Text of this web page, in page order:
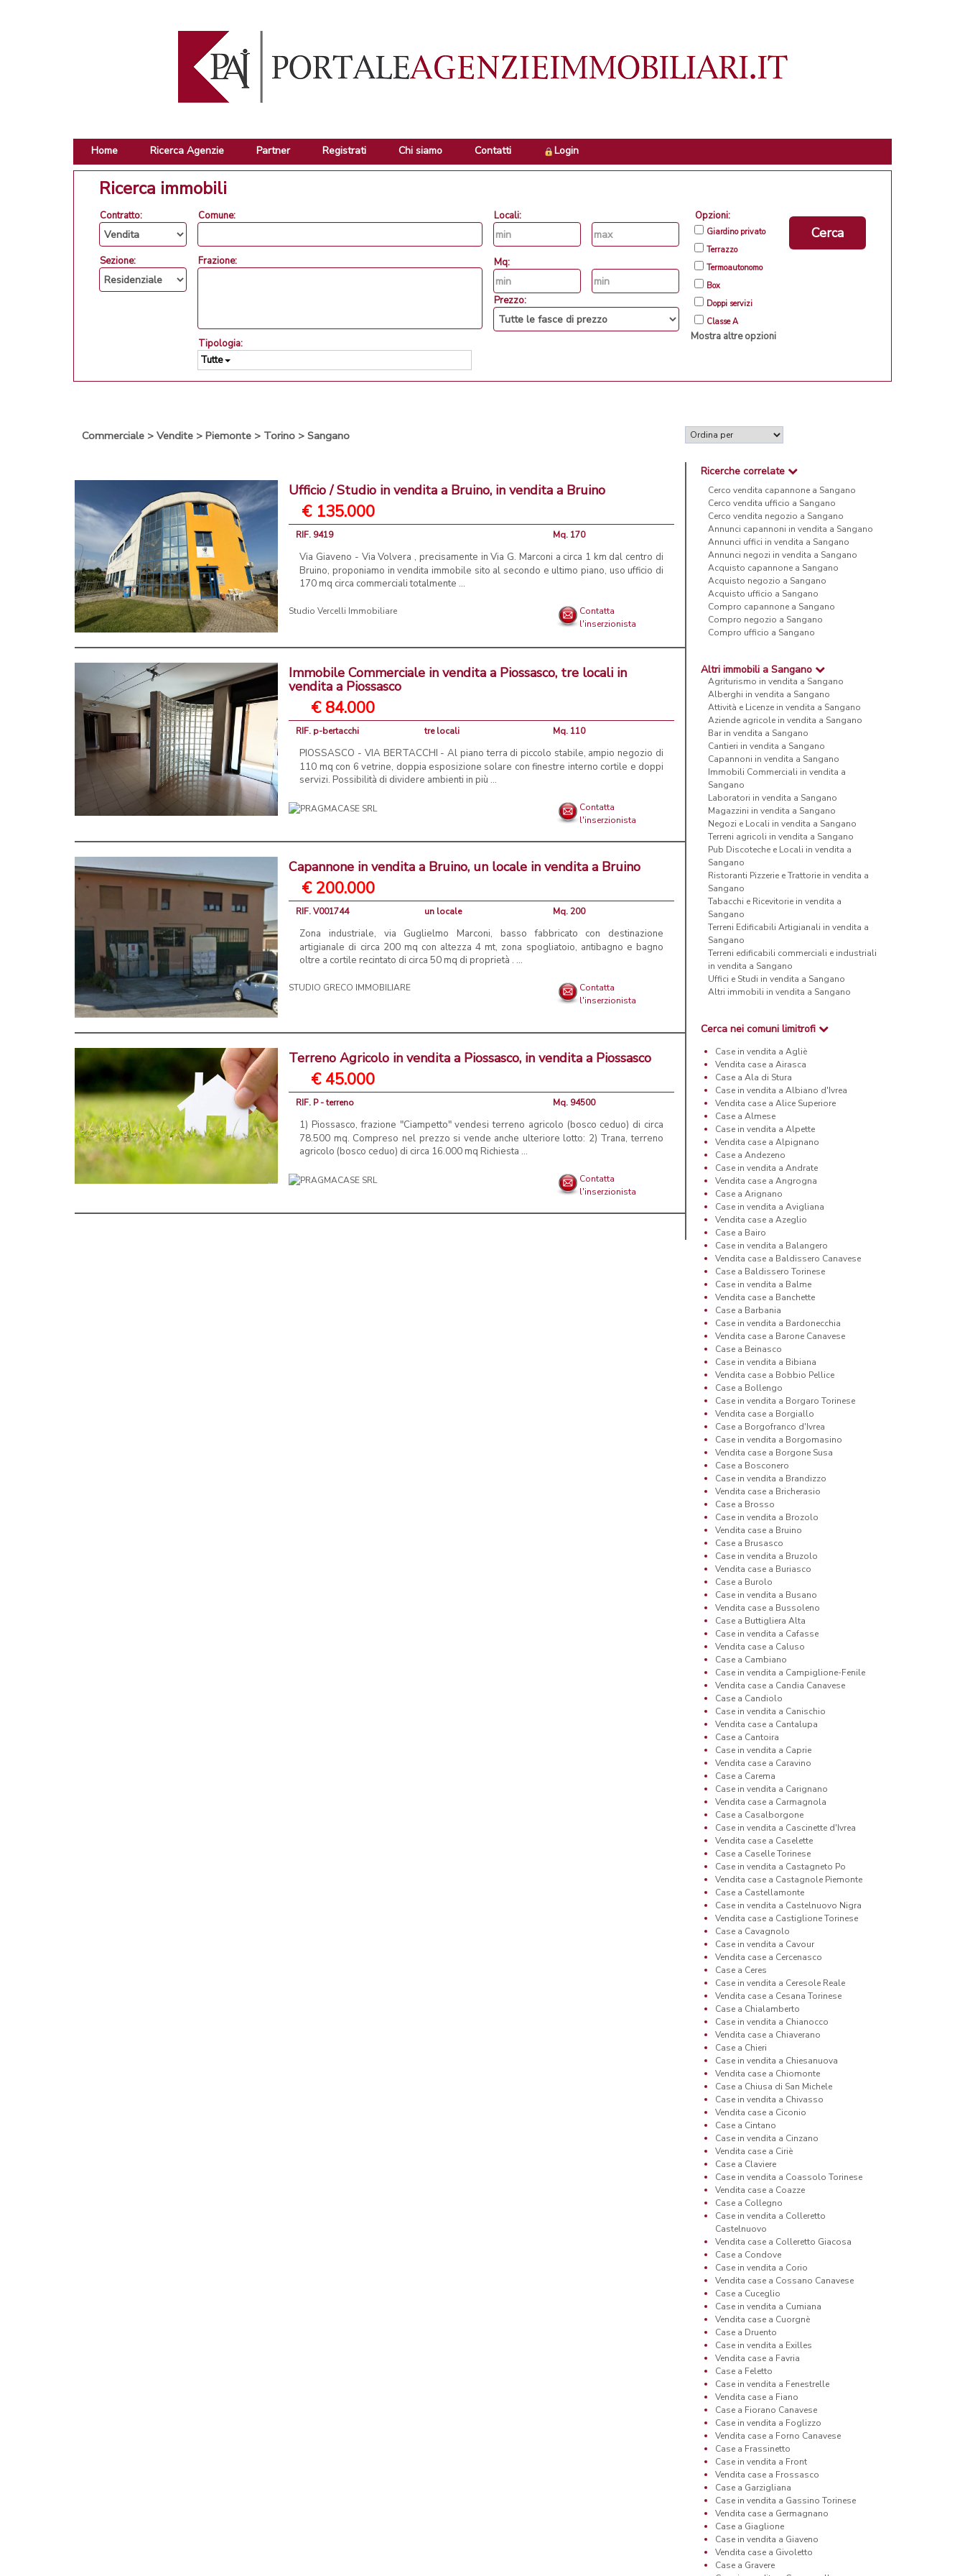
Home Ricerca Agenzie Partner Registrati Chi siamo Contatti Login
Ricerca immobili
Contratto:
Sezione:
Comune:
Frazione:
Tipologia:
Tutte
Locali:
Mq:
Prezzo:
Opzioni:
Giardino privato
Terrazzo
Termoautonomo
Box
Doppi servizi
Classe A
Mostra altre opzioni
Cerca
Commerciale > Vendite > Piemonte > Torino > Sangano
Ufficio / Studio in vendita a Bruino, in vendita a Bruino
€ 135.000
RIF. 9419 Mq. 170
Via Giaveno - Via Volvera , precisamente in Via G. Marconi a circa 1 km dal centro di
Bruino, proponiamo in vendita immobile sito al secondo e ultimo piano, uso ufficio di
170 mq circa commerciali totalmente ...
Studio Vercelli Immobiliare
Contatta
l'inserzionista
Immobile Commerciale in vendita a Piossasco, tre locali in
vendita a Piossasco
€ 84.000
RIF. p-bertacchi tre locali Mq. 110
PIOSSASCO - VIA BERTACCHI - Al piano terra di piccolo stabile, ampio negozio di
110 mq con 6 vetrine, doppia esposizione solare con finestre interno cortile e doppi
servizi. Possibilità di dividere ambienti in più ...
Contatta
l'inserzionista
Capannone in vendita a Bruino, un locale in vendita a Bruino
€ 200.000
RIF. V001744 un locale Mq. 200
Zona industriale, via Guglielmo Marconi, basso fabbricato con destinazione
artigianale di circa 200 mq con altezza 4 mt, zona spogliatoio, antibagno e bagno
oltre a cortile recintato di circa 50 mq di proprietà . ...
STUDIO GRECO IMMOBILIARE
Contatta
l'inserzionista
Terreno Agricolo in vendita a Piossasco, in vendita a Piossasco
€ 45.000
RIF. P - terreno Mq. 94500
1) Piossasco, frazione "Ciampetto" vendesi terreno agricolo (bosco ceduo) di circa
78.500 mq. Compreso nel prezzo si vende anche ulteriore lotto: 2) Trana, terreno
agricolo (bosco ceduo) di circa 16.000 mq Richiesta ...
Contatta
l'inserzionista
Ricerche correlate
Cerco vendita capannone a Sangano
Cerco vendita ufficio a Sangano
Cerco vendita negozio a Sangano
Annunci capannoni in vendita a Sangano
Annunci uffici in vendita a Sangano
Annunci negozi in vendita a Sangano
Acquisto capannone a Sangano
Acquisto negozio a Sangano
Acquisto ufficio a Sangano
Compro capannone a Sangano
Compro negozio a Sangano
Compro ufficio a Sangano
Altri immobili a Sangano
Agriturismo in vendita a Sangano
Alberghi in vendita a Sangano
Attività e Licenze in vendita a Sangano
Aziende agricole in vendita a Sangano
Bar in vendita a Sangano
Cantieri in vendita a Sangano
Capannoni in vendita a Sangano
Immobili Commerciali in vendita a
Sangano
Laboratori in vendita a Sangano
Magazzini in vendita a Sangano
Negozi e Locali in vendita a Sangano
Terreni agricoli in vendita a Sangano
Pub Discoteche e Locali in vendita a
Sangano
Ristoranti Pizzerie e Trattorie in vendita a
Sangano
Tabacchi e Ricevitorie in vendita a
Sangano
Terreni Edificabili Artigianali in vendita a
Sangano
Terreni edificabili commerciali e industriali
in vendita a Sangano
Uffici e Studi in vendita a Sangano
Altri immobili in vendita a Sangano
Cerca nei comuni limitrofi
Case in vendita a Agliè
Vendita case a Airasca
Case a Ala di Stura
Case in vendita a Albiano d'Ivrea
Vendita case a Alice Superiore
Case a Almese
Case in vendita a Alpette
Vendita case a Alpignano
Case a Andezeno
Case in vendita a Andrate
Vendita case a Angrogna
Case a Arignano
Case in vendita a Avigliana
Vendita case a Azeglio
Case a Bairo
Case in vendita a Balangero
Vendita case a Baldissero Canavese
Case a Baldissero Torinese
Case in vendita a Balme
Vendita case a Banchette
Case a Barbania
Case in vendita a Bardonecchia
Vendita case a Barone Canavese
Case a Beinasco
Case in vendita a Bibiana
Vendita case a Bobbio Pellice
Case a Bollengo
Case in vendita a Borgaro Torinese
Vendita case a Borgiallo
Case a Borgofranco d'Ivrea
Case in vendita a Borgomasino
Vendita case a Borgone Susa
Case a Bosconero
Case in vendita a Brandizzo
Vendita case a Bricherasio
Case a Brosso
Case in vendita a Brozolo
Vendita case a Bruino
Case a Brusasco
Case in vendita a Bruzolo
Vendita case a Buriasco
Case a Burolo
Case in vendita a Busano
Vendita case a Bussoleno
Case a Buttigliera Alta
Case in vendita a Cafasse
Vendita case a Caluso
Case a Cambiano
Case in vendita a Campiglione-Fenile
Vendita case a Candia Canavese
Case a Candiolo
Case in vendita a Canischio
Vendita case a Cantalupa
Case a Cantoira
Case in vendita a Caprie
Vendita case a Caravino
Case a Carema
Case in vendita a Carignano
Vendita case a Carmagnola
Case a Casalborgone
Case in vendita a Cascinette d'Ivrea
Vendita case a Caselette
Case a Caselle Torinese
Case in vendita a Castagneto Po
Vendita case a Castagnole Piemonte
Case a Castellamonte
Case in vendita a Castelnuovo Nigra
Vendita case a Castiglione Torinese
Case a Cavagnolo
Case in vendita a Cavour
Vendita case a Cercenasco
Case a Ceres
Case in vendita a Ceresole Reale
Vendita case a Cesana Torinese
Case a Chialamberto
Case in vendita a Chianocco
Vendita case a Chiaverano
Case a Chieri
Case in vendita a Chiesanuova
Vendita case a Chiomonte
Case a Chiusa di San Michele
Case in vendita a Chivasso
Vendita case a Ciconio
Case a Cintano
Case in vendita a Cinzano
Vendita case a Ciriè
Case a Claviere
Case in vendita a Coassolo Torinese
Vendita case a Coazze
Case a Collegno
Case in vendita a Colleretto
Castelnuovo
Vendita case a Colleretto Giacosa
Case a Condove
Case in vendita a Corio
Vendita case a Cossano Canavese
Case a Cuceglio
Case in vendita a Cumiana
Vendita case a Cuorgnè
Case a Druento
Case in vendita a Exilles
Vendita case a Favria
Case a Feletto
Case in vendita a Fenestrelle
Vendita case a Fiano
Case a Fiorano Canavese
Case in vendita a Foglizzo
Vendita case a Forno Canavese
Case a Frassinetto
Case in vendita a Front
Vendita case a Frossasco
Case a Garzigliana
Case in vendita a Gassino Torinese
Vendita case a Germagnano
Case a Giaglione
Case in vendita a Giaveno
Vendita case a Givoletto
Case a Gravere